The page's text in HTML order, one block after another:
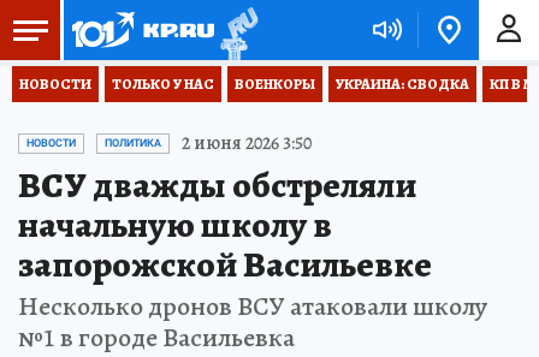
НОВОСТИ ТОЛЬКО У НАС ВОЕНКОРЫ УКРАИНА: СВОДКА КП В
НОВОСТИ ПОЛИТИКА 2 июня 2026 3:50
ВСУ дважды обстреляли
начальную школу в
запорожской Васильевке
Несколько дронов ВСУ атаковали школу
№1 в городе Васильевка